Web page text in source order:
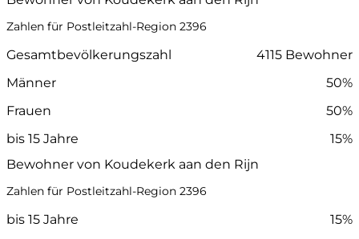
Zahlen für Postleitzahl-Region 2396
Gesamtbevölkerungszahl
4115 Bewohner
Männer
50%
Frauen
50%
bis 15 Jahre
15%
Bewohner von Koudekerk aan den Rijn
Zahlen für Postleitzahl-Region 2396
bis 15 Jahre
15%